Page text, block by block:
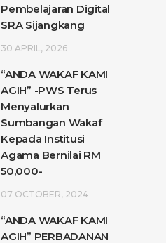
Pembelajaran Digital
SRA Sijangkang
30 APRIL, 2026
“ANDA WAKAF KAMI
AGIH” -PWS Terus
Menyalurkan
Sumbangan Wakaf
Kepada Institusi
Agama Bernilai RM
50,000-
07 OCTOBER, 2024
“ANDA WAKAF KAMI
AGIH” PERBADANAN